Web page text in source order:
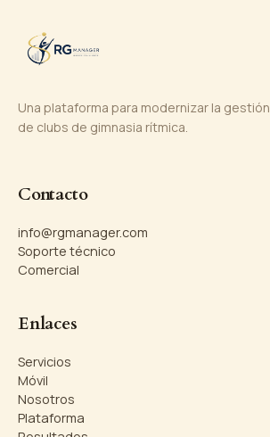
Una plataforma para modernizar la gestión
de clubs de gimnasia rítmica.
Contacto
info@rgmanager.com
Soporte técnico
Comercial
Enlaces
Servicios
Móvil
Nosotros
Plataforma